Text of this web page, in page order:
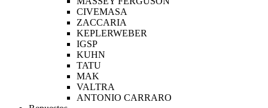
CIVEMASA
ZACCARIA
KEPLERWEBER
IGSP
KUHN
TATU
MAK
VALTRA
ANTONIO CARRARO